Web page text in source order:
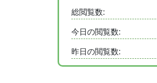
総閲覧数:
今日の閲覧数:
昨日の閲覧数: